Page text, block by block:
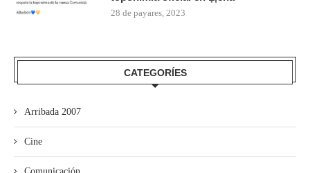
28 de payares, 2023
CATEGORÍES
Arribada 2007
Cine